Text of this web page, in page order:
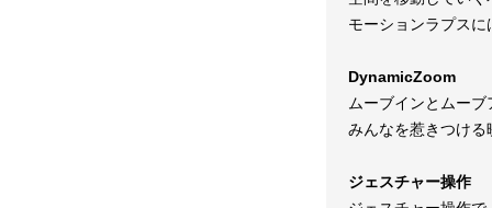
モーションラプス
DynamicZoom
ムーブインとムー
みんなを惹きつけ
ジェスチャー操作